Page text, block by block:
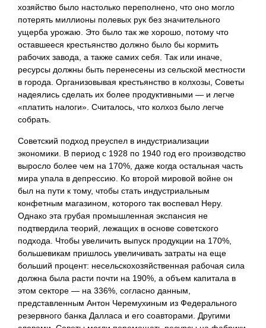
хозяйство было настолько переполнено, что оно могло
потерять миллионы полевых рук без значительного
ущерба урожаю. Это было так же хорошо, потому что
оставшееся крестьянство должно было бы кормить
рабочих завода, а также самих себя. Так или иначе,
ресурсы должны быть перенесены из сельской местности
в города. Организовывая крестьянство в колхозы, Советы
надеялись сделать их более продуктивными — и легче
«платить налоги». Считалось, что колхоз было легче
собрать.
Советский подход преуспел в индустриализации
экономики. В период с 1928 по 1940 год его производство
выросло более чем на 170%, даже когда остальная часть
мира упала в депрессию. Ко второй мировой войне он
был на пути к тому, чтобы стать индустриальным
конфетным магазином, которого так воспевал Неру.
Однако эта грубая промышленная экспансия не
подтвердила теорий, лежащих в основе советского
подхода. Чтобы увеличить выпуск продукции на 170%,
большевикам пришлось увеличивать затраты на еще
больший процент: несельскохозяйственная рабочая сила
должна была расти почти на 190%, а объем капитала в
этом секторе — на 336%, согласно данным,
представленным Антон Черемухиным из Федерального
резервного банка Далласа и его соавторами. Другими